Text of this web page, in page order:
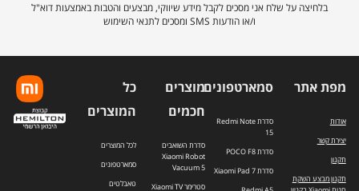
לרשימת
בלחיצה על שלח אני מסכים לקבל מידע שיווקי, מבצעים והטבות באמצעות דוא"ל
ו/או הודעות SMS ומסכים לתנאי השימוש
מפת אתר
אודות
יצירת קשר
תקנון
תקנון מבצע השקת
סמארטפונים
סדרת Redmi Note
15
סדרת POCO F8
סדרת Xiaomi Pad 7
מוצרים
חכמים
סדרת השואבים
Xiaomi Robot
Vacuum 5
סטרימר Xiaomi TV
כל
המוצרים
לכל המוצרים
סמארטפונים
טאבלטים